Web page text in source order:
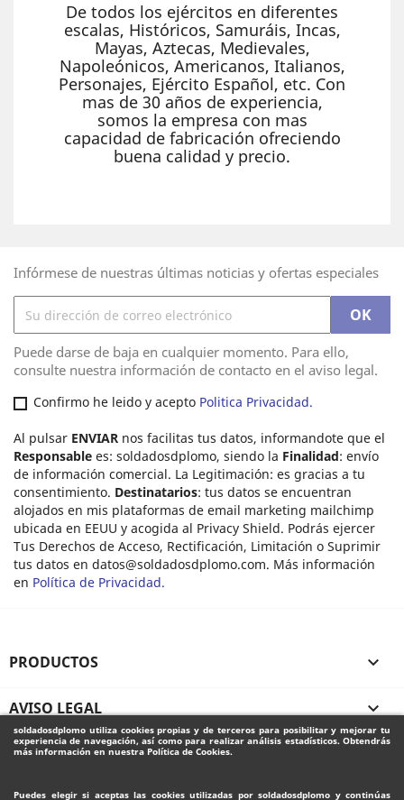
soldadosdplomo utiliza cookies propias y de terceros para posibilitar y mejorar tu
experiencia de navegación, así como para realizar análisis estadísticos. Obtendrás
más información en nuestra Política de Cookies.
Puedes elegir si aceptas las cookies utilizadas por soldadosdplomo y continúas
De todos los ejércitos en diferentes
escalas, Históricos, Samuráis, Incas,
Mayas, Aztecas, Medievales,
Napoleónicos, Americanos, Italianos,
Personajes, Ejército Español, etc. Con
mas de 30 años de experiencia,
somos la empresa con mas
capacidad de fabricación ofreciendo
buena calidad y precio.
Infórmese de nuestras últimas noticias y ofertas especiales
Puede darse de baja en cualquier momento. Para ello,
consulte nuestra información de contacto en el aviso legal.
Confirmo he leido y acepto Politica Privacidad.
Al pulsar ENVIAR nos facilitas tus datos, informandote que el
Responsable es: soldadosdplomo, siendo la Finalidad: envío
de información comercial. La Legitimación: es gracias a tu
consentimiento. Destinatarios: tus datos se encuentran
alojados en mis plataformas de email marketing mailchimp
ubicada en EEUU y acogida al Privacy Shield. Podrás ejercer
Tus Derechos de Acceso, Rectificación, Limitación o Suprimir
tus datos en datos@soldadosdplomo.com. Más información
en Política de Privacidad.
PRODUCTOS 
AVISO LEGAL 
SU CUENTA